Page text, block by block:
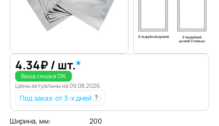
4.34₽/ шт.*
Ваша скидка0%
Цены актуальны на 09.08.2026
Под заказ: от 3-х дней ?
Ширина, мм:
200